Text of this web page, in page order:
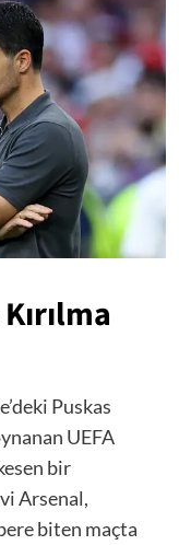
Puskas
UEFA
bir
Arsenal,
biten maçta